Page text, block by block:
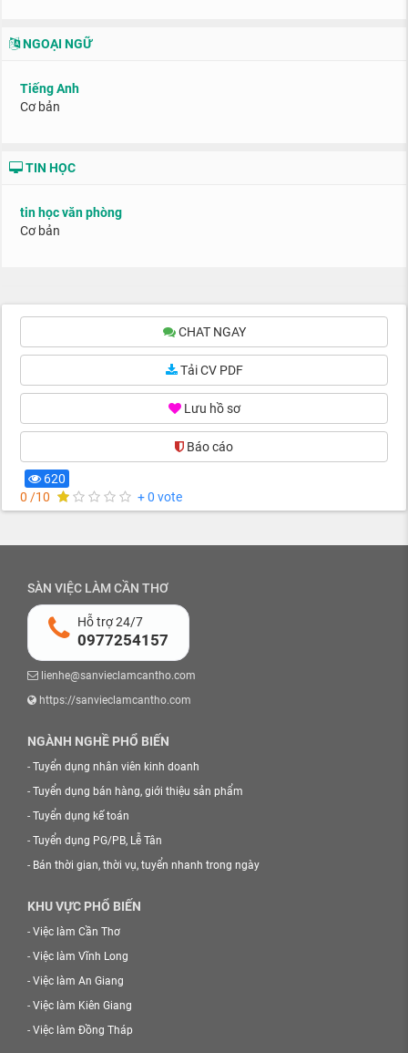
NGOẠI NGỮ
Tiếng Anh
Cơ bản
TIN HỌC
tin học văn phòng
Cơ bản
CHAT NGAY
Tải CV PDF
Lưu hồ sơ
Báo cáo(0)
620
0 /10
+ 0 vote
SÀN VIỆC LÀM CẦN THƠ
Hỗ trợ 24/7
0977254157
lienhe@sanvieclamcantho.com
https://sanvieclamcantho.com
NGÀNH NGHỀ PHỔ BIẾN
- Tuyển dụng nhân viên kinh doanh
- Tuyển dụng bán hàng, giới thiệu sản phẩm
- Tuyển dụng kế toán
- Tuyển dụng PG/PB, Lễ Tân
- Bán thời gian, thời vụ, tuyển nhanh trong ngày
KHU VỰC PHỔ BIẾN
- Việc làm Cần Thơ
- Việc làm Vĩnh Long
- Việc làm An Giang
- Việc làm Kiên Giang
- Việc làm Đồng Tháp